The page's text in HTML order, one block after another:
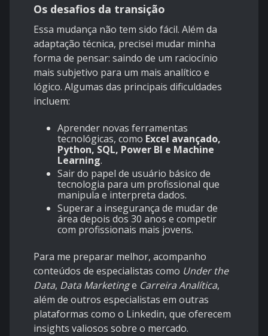
Os desafios da transição
Essa mudança não tem sido fácil. Além da
adaptação técnica, precisei mudar minha
forma de pensar: saindo de um raciocínio
mais subjetivo para um mais analítico e
lógico. Algumas das principais dificuldades
incluem:
Aprender novas ferramentas
tecnológicas, como Excel avançado,
Python, SQL, Power BI e Machine
Learning.
Sair do papel de usuário básico de
tecnologia para um profissional que
manipula e interpreta dados.
Superar a insegurança de mudar de
área depois dos 30 anos e competir
com profissionais mais jovens.
Para me preparar melhor, acompanho
conteúdos de especialistas como Under the
Data, Data Marketinge Carreira Analítica,
além de outros especialistas em outras
plataformas como o Linkedin, que oferecem
insights valiosos sobre o mercado.